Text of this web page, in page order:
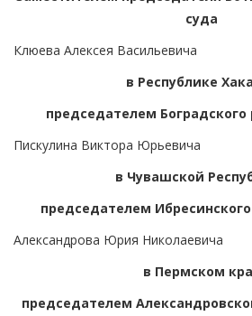
суда
Клюева Алексея Васильевича
в Республике
председателем Боградского
Пискулина Виктора Юрьевича
в Чувашской
председателем
Александрова Юрия Николаевича
в Пермском
председателем